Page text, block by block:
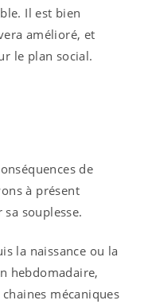
Il est bien
amélioré, et
le plan social.
de
à présent
souplesse.
la naissance ou la
hebdomadaire,
mécaniques